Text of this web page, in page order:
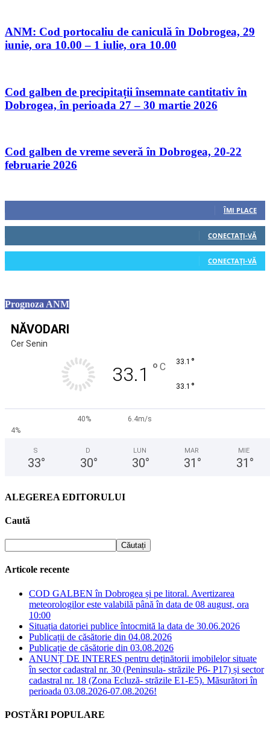
ANM: Cod portocaliu de caniculă în Dobrogea, 29
iunie, ora 10.00 – 1 iulie, ora 10.00
Cod galben de precipitații însemnate cantitativ în
Dobrogea, în perioada 27 – 30 martie 2026
Cod galben de vreme severă în Dobrogea, 20-22
februarie 2026
ÎMI PLACE
CONECTAȚI-VĂ
CONECTAȚI-VĂ
Prognoza ANM
NĂVODARI
Cer Senin
33.1 ° C 33.1 °
33.1 °
40%
6.4m/s
4%
S
33°
D
30°
LUN
30°
MAR
31 °
MIE
31 °
ALEGEREA EDITORULUI
Caută
Articole recente
COD GALBEN în Dobrogea și pe litoral. Avertizarea
meteorologilor este valabilă până în data de 08 august, ora
10:00
Situația datoriei publice întocmită la data de 30.06.2026
Publicații de căsătorie din 04.08.2026
Publicație de căsătorie din 03.08.2026
ANUNȚ DE INTERES pentru deținătorii imobilelor situate
în sector cadastral nr. 30 (Peninsula- străzile P6- P17) și sector
cadastral nr. 18 (Zona Ecluză- străzile E1-E5). Măsurători în
perioada 03.08.2026-07.08.2026!
POSTĂRI POPULARE